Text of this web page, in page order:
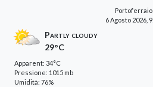
Portoferraio
6 Agosto 2026,
Partly cloudy
29°C
Apparent: 34°C
Pressione: 1015 mb
Umidità: 76%